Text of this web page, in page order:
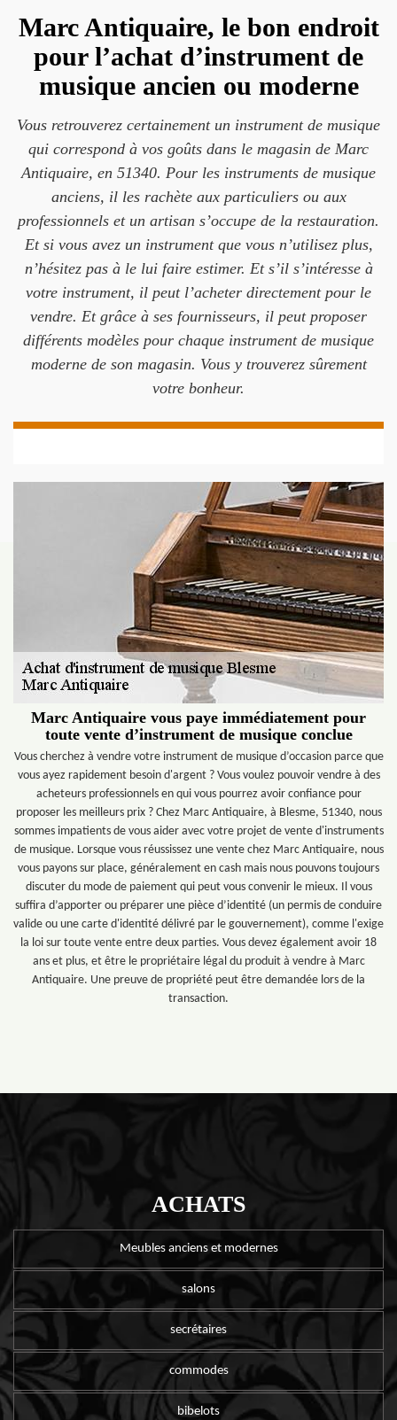
Marc Antiquaire, le bon endroit
pour l’achat d’instrument de
musique ancien ou moderne
Vous retrouverez certainement un instrument de musique
qui correspond à vos goûts dans le magasin de Marc
Antiquaire, en 51340. Pour les instruments de musique
anciens, il les rachète aux particuliers ou aux
professionnels et un artisan s’occupe de la restauration.
Et si vous avez un instrument que vous n’utilisez plus,
n’hésitez pas à le lui faire estimer. Et s’il s’intéresse à
votre instrument, il peut l’acheter directement pour le
vendre. Et grâce à ses fournisseurs, il peut proposer
différents modèles pour chaque instrument de musique
moderne de son magasin. Vous y trouverez sûrement
votre bonheur.
Marc Antiquaire vous paye immédiatement pour
toute vente d’instrument de musique conclue
Vous cherchez à vendre votre instrument de musique d’occasion parce que
vous ayez rapidement besoin d'argent ? Vous voulez pouvoir vendre à des
acheteurs professionnels en qui vous pourrez avoir confiance pour
proposer les meilleurs prix ? Chez Marc Antiquaire, à Blesme, 51340, nous
sommes impatients de vous aider avec votre projet de vente d'instruments
de musique. Lorsque vous réussissez une vente chez Marc Antiquaire, nous
vous payons sur place, généralement en cash mais nous pouvons toujours
discuter du mode de paiement qui peut vous convenir le mieux. Il vous
suffira d’apporter ou préparer une pièce d’identité (un permis de conduire
valide ou une carte d'identité délivré par le gouvernement), comme l'exige
la loi sur toute vente entre deux parties. Vous devez également avoir 18
ans et plus, et être le propriétaire légal du produit à vendre à Marc
Antiquaire. Une preuve de propriété peut être demandée lors de la
transaction.
ACHATS
Meubles anciens et modernes
salons
secrétaires
commodes
bibelots